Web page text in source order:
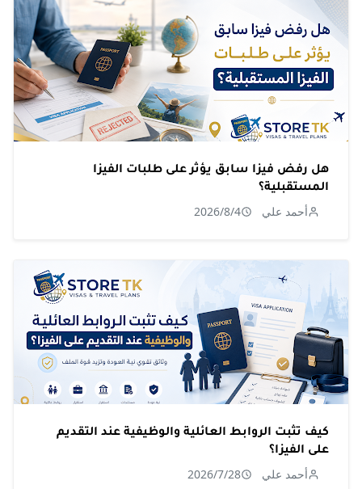
هل رفض فيزا سابق يؤثر على طلبات الفيزا
المستقبلية؟
أحمد علي 2026/8/4
كيف تثبت الروابط العائلية والوظيفية عند التقديم
على الفيزا؟
أحمد علي 2026/7/28